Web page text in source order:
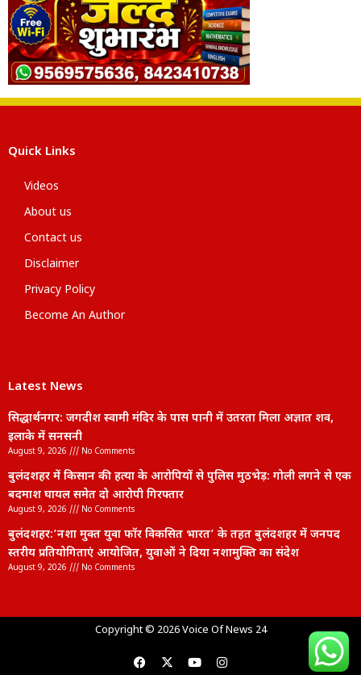
Quick Links
Videos
About us
Contact us
Disclaimer
Privacy Policy
Become An Author
Latest News
सिद्धार्थनगर: जगदीश स्वामी मंदिर के पास पानी में उतरता मिला अज्ञात शव,
इलाके में सनसनी
August 9, 2026 No Comments
बुलंदशहर में किसान की हत्या के आरोपियों से पुलिस मुठभेड़: गोली लगने से एक
बदमाश घायल समेत दो आरोपी गिरफ्तार
August 9, 2026 No Comments
बुलंदशहर:’नशा मुक्त युवा फॉर विकसित भारत’ के तहत बुलंदशहर में जनपद
स्तरीय प्रतियोगिताएं आयोजित, युवाओं ने दिया नशामुक्ति का संदेश
August 9, 2026 No Comments
Copyright © 2026 Voice Of News 24